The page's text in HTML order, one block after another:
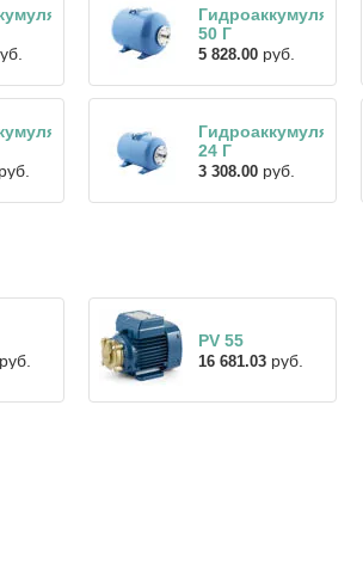
Гидроаккумулятор
50 Г
5 828.00 руб.
руб.
Гидроаккумулятор
24 Г
3 308.00 руб.
руб.
PV 55
16 681.03 руб.